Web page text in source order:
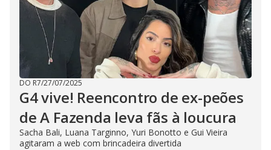
DO R7/27/07/2025
G4 vive! Reencontro de ex-peões
de A Fazenda leva fãs à loucura
Sacha Bali, Luana Targinno, Yuri Bonotto e Gui Vieira
agitaram a web com brincadeira divertida